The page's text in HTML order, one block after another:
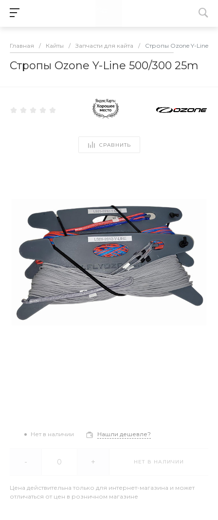
Главная / Кайты / Запчасти для кайта / Стропы Ozone Y-Line
Стропы Ozone Y-Line 500/300 25m
СРАВНИТЬ
Нет в наличии Нашли дешевле?
- + НЕТ В НАЛИЧИИ
Цена действительна только для интернет-магазина и может
отличаться от цен в розничном магазине